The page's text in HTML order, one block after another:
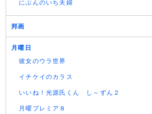
にぶんのいち夫婦
邦画
月曜日
彼女のウラ世界
イチケイのカラス
いいね！光源氏くん し～ずん２
月曜プレミア８